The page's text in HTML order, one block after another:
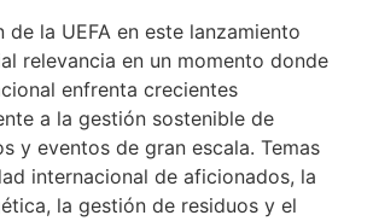
la UEFA en este lanzamiento
relevancia en un momento donde
enfrenta crecientes
a la gestión sostenible de
y eventos de gran escala. Temas
internacional de aficionados, la
la gestión de residuos y el